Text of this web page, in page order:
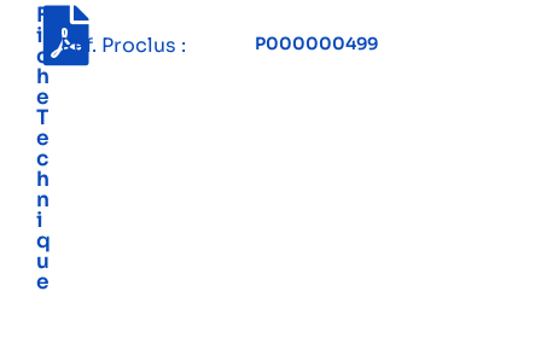
F
i
c
h
e
T
e
c
h
n
i
q
u
e
Réf. Proclus : P000000499